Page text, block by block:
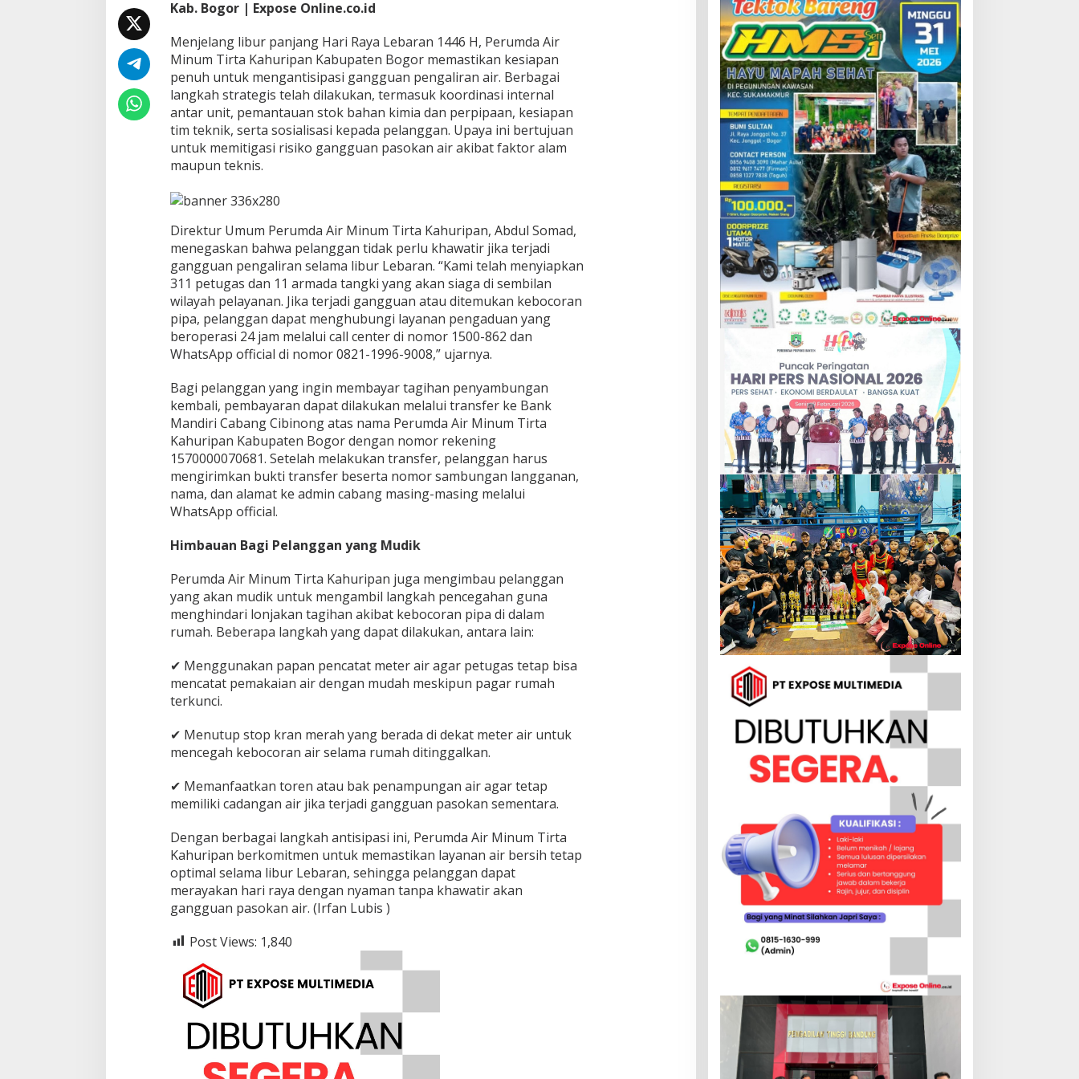
n
P
a
s
t
i
k
a
n
a
n
i
B
e
r
s
i
A
m
a
Kab. Bogor | Expose Online.co.id
Menjelang libur panjang Hari Raya Lebaran 1446 H, Perumda Air
Minum Tirta Kahuripan Kabupaten Bogor memastikan kesiapan
penuh untuk mengantisipasi gangguan pengaliran air. Berbagai
langkah strategis telah dilakukan, termasuk koordinasi internal
antar unit, pemantauan stok bahan kimia dan perpipaan, kesiapan
tim teknik, serta sosialisasi kepada pelanggan. Upaya ini bertujuan
untuk memitigasi risiko gangguan pasokan air akibat faktor alam
maupun teknis.
Direktur Umum Perumda Air Minum Tirta Kahuripan, Abdul Somad,
menegaskan bahwa pelanggan tidak perlu khawatir jika terjadi
gangguan pengaliran selama libur Lebaran. “Kami telah menyiapkan
311 petugas dan 11 armada tangki yang akan siaga di sembilan
wilayah pelayanan. Jika terjadi gangguan atau ditemukan kebocoran
pipa, pelanggan dapat menghubungi layanan pengaduan yang
beroperasi 24 jam melalui call center di nomor 1500-862 dan
WhatsApp official di nomor 0821-1996-9008,” ujarnya.
Bagi pelanggan yang ingin membayar tagihan penyambungan
kembali, pembayaran dapat dilakukan melalui transfer ke Bank
Mandiri Cabang Cibinong atas nama Perumda Air Minum Tirta
Kahuripan Kabupaten Bogor dengan nomor rekening
1570000070681. Setelah melakukan transfer, pelanggan harus
mengirimkan bukti transfer beserta nomor sambungan langganan,
nama, dan alamat ke admin cabang masing-masing melalui
WhatsApp official.
Himbauan Bagi Pelanggan yang Mudik
Perumda Air Minum Tirta Kahuripan juga mengimbau pelanggan
yang akan mudik untuk mengambil langkah pencegahan guna
menghindari lonjakan tagihan akibat kebocoran pipa di dalam
rumah. Beberapa langkah yang dapat dilakukan, antara lain:
✔ Menggunakan papan pencatat meter air agar petugas tetap bisa
mencatat pemakaian air dengan mudah meskipun pagar rumah
terkunci.
✔ Menutup stop kran merah yang berada di dekat meter air untuk
mencegah kebocoran air selama rumah ditinggalkan.
✔ Memanfaatkan toren atau bak penampungan air agar tetap
memiliki cadangan air jika terjadi gangguan pasokan sementara.
Dengan berbagai langkah antisipasi ini, Perumda Air Minum Tirta
Kahuripan berkomitmen untuk memastikan layanan air bersih tetap
optimal selama libur Lebaran, sehingga pelanggan dapat
merayakan hari raya dengan nyaman tanpa khawatir akan
gangguan pasokan air. (Irfan Lubis )
Post Views: 1,840